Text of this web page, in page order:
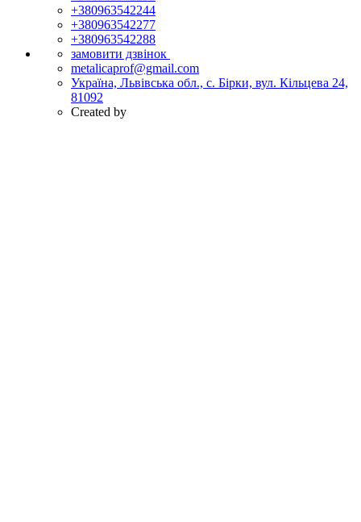
+380963542244
+380963542277
+380963542288
замовити дзвінок
metalicaprof@gmail.com
Україна, Львівська обл., с. Бірки, вул. Кільцева 24,
81092
Created by